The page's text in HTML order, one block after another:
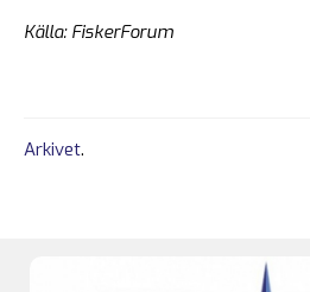
Källa: FiskerForum
Arkivet.